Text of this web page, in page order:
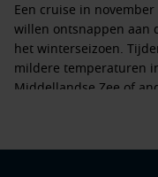
Een cruise in
willen ontsnappen aan
het winterseizoen.
mildere temperaturen
Middellandse Zee of
Kleiner aantal